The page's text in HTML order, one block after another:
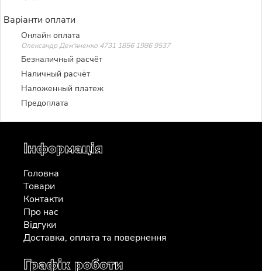
Варіанти оплати
Онлайн оплата
Олександр Дем'яненко 4731 1856 1986 9537
Безналичный расчёт
Наличный расчёт
Наложенный платеж
Предоплата
Інформація
Головна
Товари
Контакти
Про нас
Відгуки
Доставка, оплата та повернення
Графік роботи